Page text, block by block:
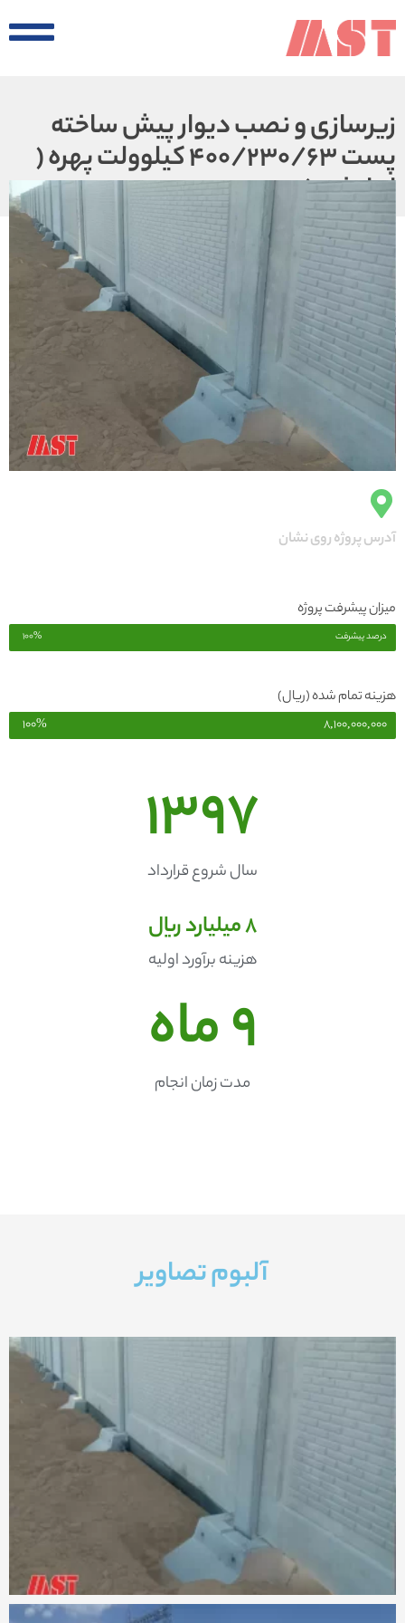
زیرسازی و نصب دیوار پیش ساخته
پست ۴۰۰/۲۳۰/۶۳ کیلوولت پهره (
ایرانشهر)
آدرس پروژه روی نشان
میزان پیشرفت پروژه
درصد پیشرفت 100%
هزینه تمام شده (ریال)
8,100,000,000
100%
سال شروع قرارداد
1397
هزینه برآورد اولیه
8
مدت زمان انجام
9
آلبوم تصاویر